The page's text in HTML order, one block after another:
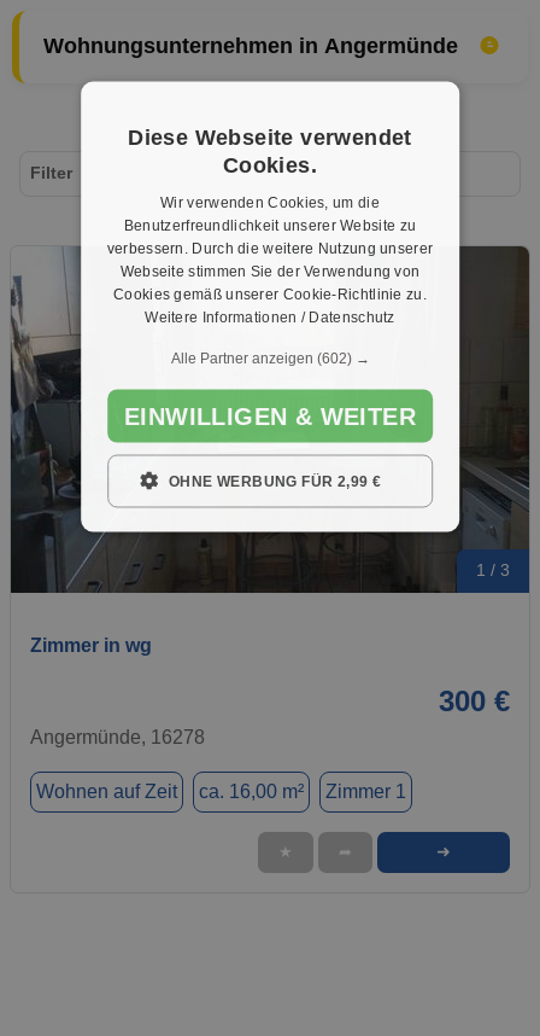
Wohnungsunternehmen in Angermünde
1 / 3
Zimmer in wg
300 €
Angermünde, 16278
Wohnen auf Zeit ca. 16,00 m² Zimmer 1
★ ➦ ➜
Filter
Diese Webseite verwendet
Cookies.
Wir verwenden Cookies, um die
Benutzerfreundlichkeit unserer Website zu
verbessern. Durch die weitere Nutzung unserer
Webseite stimmen Sie der Verwendung von
Cookies gemäß unserer Cookie-Richtlinie zu.
Weitere Informationen / Datenschutz
Alle Partner anzeigen (602) →
EINWILLIGEN & WEITER
OHNE WERBUNG FÜR 2,99 €